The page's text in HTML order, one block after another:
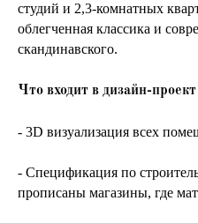
студий и 2,3-комнатных
облегченная классика и
скандинавского.
Что входит в дизайн-проект
- 3D визуализация всех
- Спецификация по
прописаны магазины, где